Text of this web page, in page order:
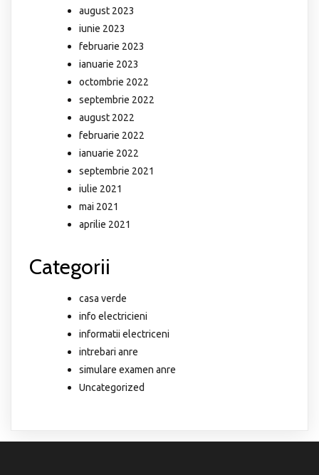
august 2023
iunie 2023
februarie 2023
ianuarie 2023
octombrie 2022
septembrie 2022
august 2022
februarie 2022
ianuarie 2022
septembrie 2021
iulie 2021
mai 2021
aprilie 2021
Categorii
casa verde
info electricieni
informatii electriceni
intrebari anre
simulare examen anre
Uncategorized